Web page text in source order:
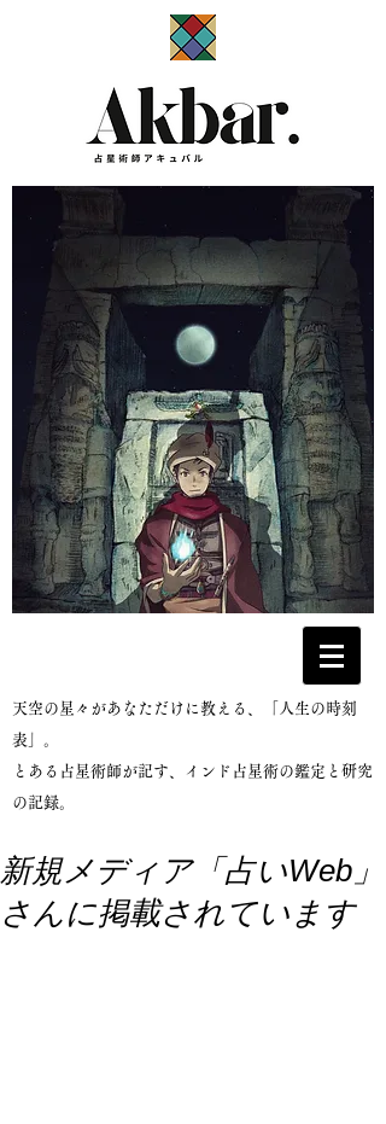
​占星術師アキュバル公式サイト
​天空の星々があなただけに教える、「人生の時刻
表」。
とある占星術師が記す、インド占星術の鑑定と研究
の記録。
新規メディア「占いWeb」
さんに掲載されています